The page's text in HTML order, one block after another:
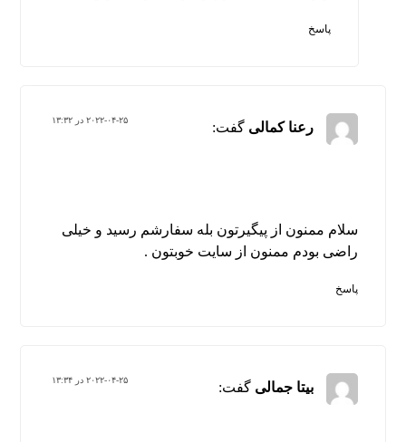
پاسخ
رعنا کمالی گفت: ۲۰۲۲-۰۴-۲۵ در ۱۳:۳۲
سلام ممنون از پیگیرتون بله سفارشم رسید و خیلی
راضی بودم ممنون از سایت خوبتون .
پاسخ
بیتا جمالی گفت: ۲۰۲۲-۰۴-۲۵ در ۱۳:۳۴